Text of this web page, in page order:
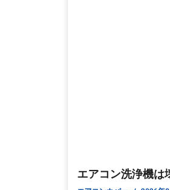
エアコン洗浄機は